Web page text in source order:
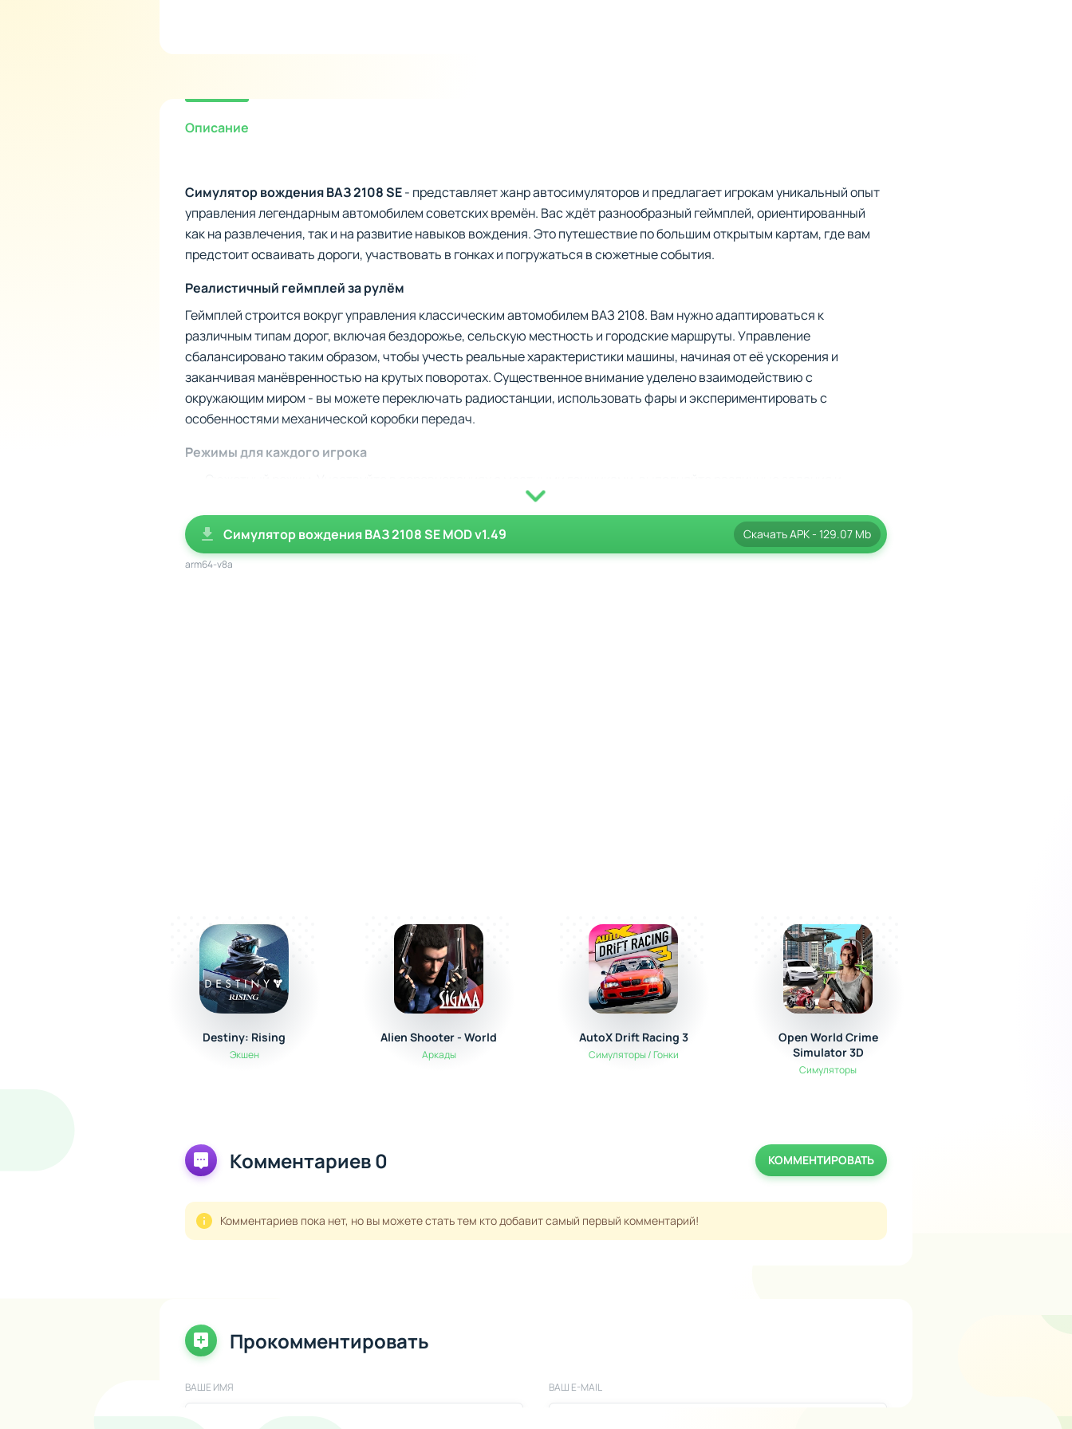
Описание
Симулятор вождения ВАЗ 2108 SE- представляет жанр автосимуляторов и предлагает игрокам уникальный опыт
управления легендарным автомобилем советских времён. Вас ждёт разнообразный геймплей, ориентированный
как на развлечения, так и на развитие навыков вождения. Это путешествие по большим открытым картам, где вам
предстоит осваивать дороги, участвовать в гонках и погружаться в сюжетные события.
Реалистичный геймплей за рулём
Геймплей строится вокруг управления классическим автомобилем ВАЗ 2108. Вам нужно адаптироваться к
различным типам дорог, включая бездорожье, сельскую местность и городские маршруты. Управление
сбалансировано таким образом, чтобы учесть реальные характеристики машины, начиная от её ускорения и
заканчивая манёвренностью на крутых поворотах. Существенное внимание уделено взаимодействию с
окружающим миром - вы можете переключать радиостанции, использовать фары и экспериментировать с
особенностями механической коробки передач.
Режимы для каждого игрока
Тренировочный режим. Здесь вы сможете отточить свои навыки вождения, включая такие элементы, как
парковка, дрифтинг и управление на высокой скорости.
Режим дрифта и дрэг-рейсинга. Доступны только после прохождения определённых уровней, эти режимы
Симулятор вождения ВАЗ 2108 SE MOD v1.49 СкачатьAPK- 129.07 Mb
arm64-v8a
Destiny: Rising
Экшен
Alien Shooter - World
Аркады
AutoX Drift Racing 3
Симуляторы / Гонки
Open World Crime
Simulator 3D
Симуляторы
Комментариев 0 КОММЕНТИРОВАТЬ
Комментариев пока нет, но вы можете стать тем кто добавит самый первый комментарий!
Прокомментировать
ВАШЕ ИМЯ ВАШ E-MAIL